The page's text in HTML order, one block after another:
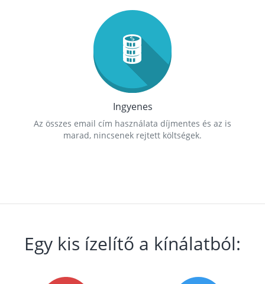
Ingyenes
Az összes email cím használata díjmentes és az is
marad, nincsenek rejtett költségek.
Egy kis ízelítő a kínálatból: